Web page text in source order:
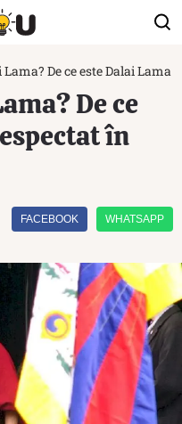
Lama? De ce este Dalai
De ce
în
FACEBOOK WHATSAPP